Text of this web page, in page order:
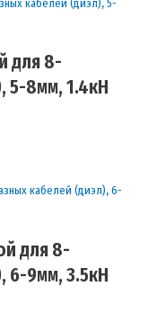
для 8-
5-8мм, 1.4кН
для 8-
6-9мм, 3.5кН